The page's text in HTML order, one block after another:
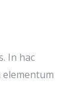
In hac
elementum